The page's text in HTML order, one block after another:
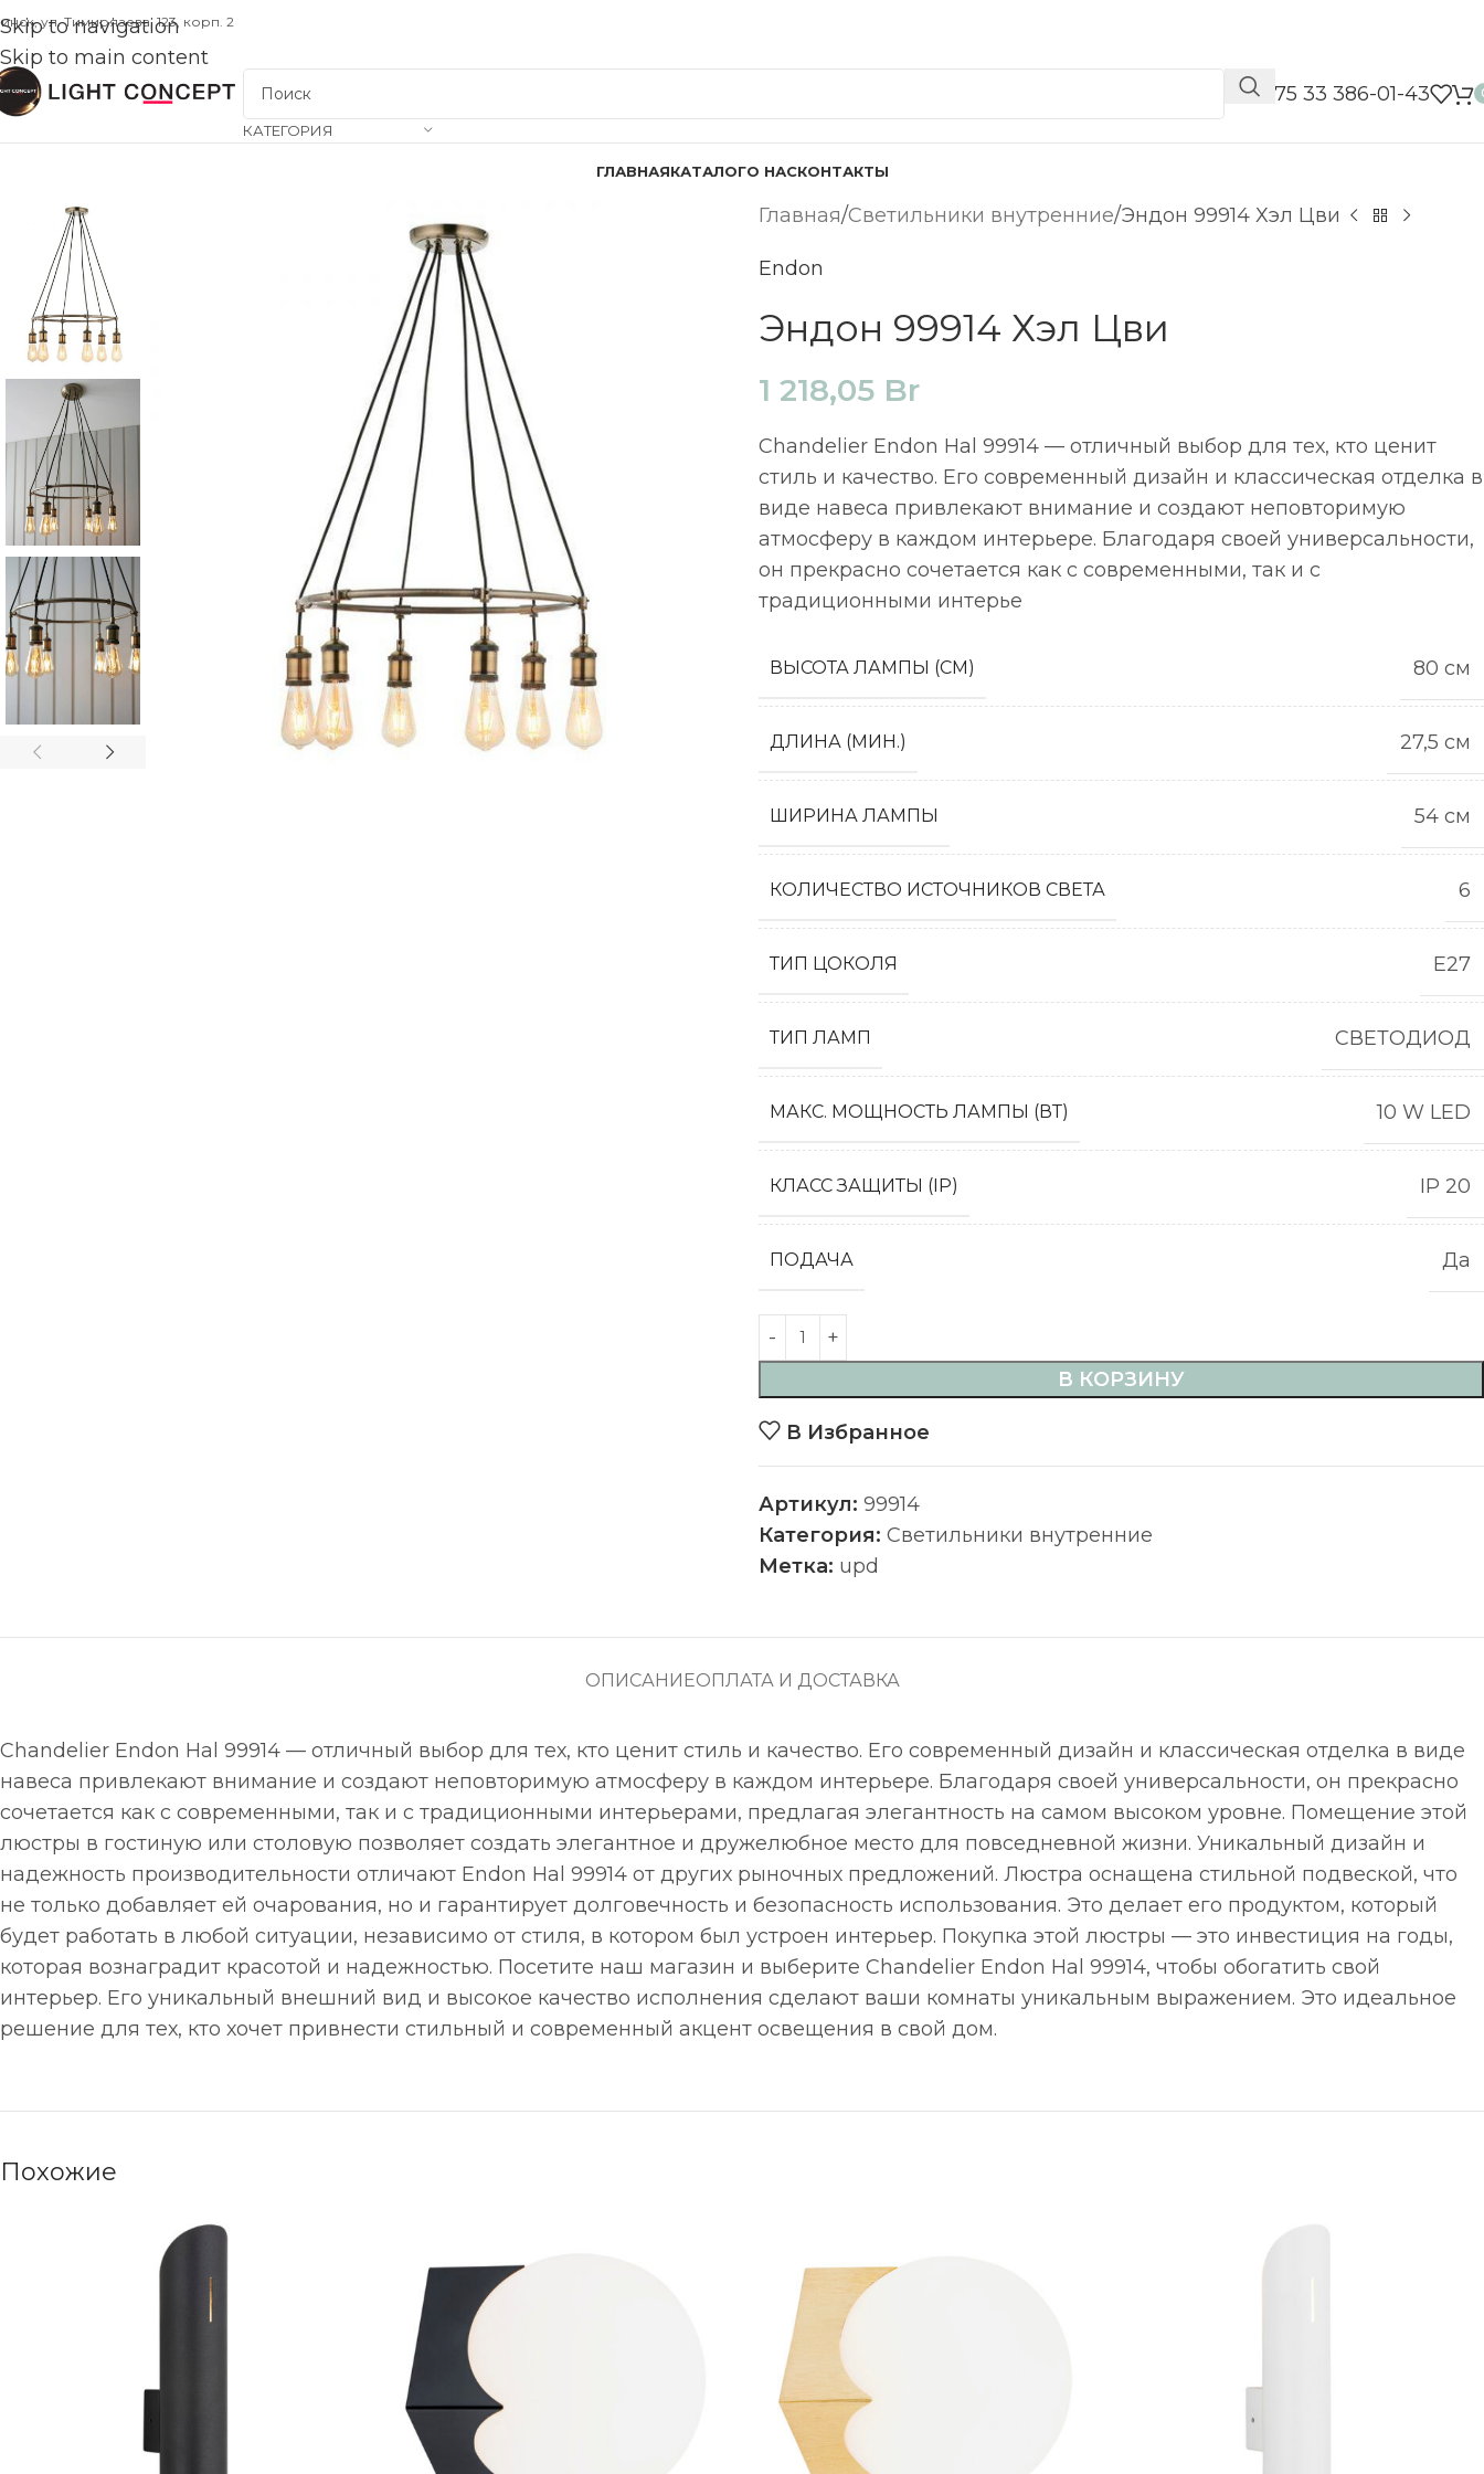
Skip to navigation
Skip to main content
ул. Тимирязева, 123, корп. 2
КАТЕГОРИЯ
📞 +375 33 386-01-43
ГЛАВНАЯКАТАЛОГО НАСКОНТАКТЫ
Главная Светильники внутренние Эндон 99914 Хэл Цви
Endon
Эндон 99914 Хэл Цви
1 218,05 Br
Chandelier Endon Hal 99914 — отличный выбор для тех, кто ценит
стиль и качество. Его современный дизайн и классическая отделка в
виде навеса привлекают внимание и создают неповторимую
атмосферу в каждом интерьере. Благодаря своей универсальности,
он прекрасно сочетается как с современными, так и с
традиционными интерье
ВЫСОТА ЛАМПЫ (СМ) 80 см
ДЛИНА (МИН.) 27,5 см
ШИРИНА ЛАМПЫ 54 см
КОЛИЧЕСТВО ИСТОЧНИКОВ СВЕТА 6
ТИП ЦОКОЛЯ E27
ТИП ЛАМП СВЕТОДИОД
МАКС. МОЩНОСТЬ ЛАМПЫ (ВТ) 10 W LED
КЛАСС ЗАЩИТЫ (IP) IP 20
ПОДАЧА Да
В КОРЗИНУ
В Избранное
Артикул: 99914
Категория: Светильники внутренние
Метка: upd
ОПИСАНИЕОПЛАТА И ДОСТАВКА
Chandelier Endon Hal 99914 — отличный выбор для тех, кто ценит стиль и качество. Его современный дизайн и классическая отделка в виде
навеса привлекают внимание и создают неповторимую атмосферу в каждом интерьере. Благодаря своей универсальности, он прекрасно
сочетается как с современными, так и с традиционными интерьерами, предлагая элегантность на самом высоком уровне. Помещение этой
люстры в гостиную или столовую позволяет создать элегантное и дружелюбное место для повседневной жизни. Уникальный дизайн и
надежность производительности отличают Endon Hal 99914 от других рыночных предложений. Люстра оснащена стильной подвеской, что
не только добавляет ей очарования, но и гарантирует долговечность и безопасность использования. Это делает его продуктом, который
будет работать в любой ситуации, независимо от стиля, в котором был устроен интерьер. Покупка этой люстры — это инвестиция на годы,
которая вознаградит красотой и надежностью. Посетите наш магазин и выберите Chandelier Endon Hal 99914, чтобы обогатить свой
интерьер. Его уникальный внешний вид и высокое качество исполнения сделают ваши комнаты уникальным выражением. Это идеальное
решение для тех, кто хочет привнести стильный и современный акцент освещения в свой дом.
Похожие